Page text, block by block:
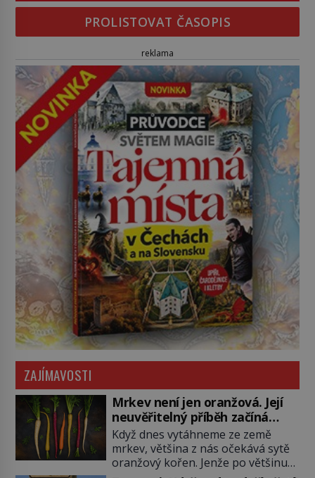
PROLISTOVAT ČASOPIS
reklama
ZAJÍMAVOSTI
Mrkev není jen oranžová. Její
neuvěřitelný příběh začíná
fialovou barvou
Když dnes vytáhneme ze země
mrkev, většina z nás očekává sytě
oranžový kořen. Jenže po většinu